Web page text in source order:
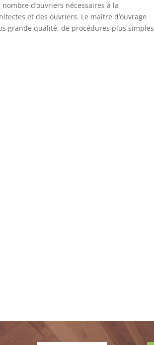
d’ouvriers nécessaires à la
et des ouvriers. Le maître d’ouvrage
grande qualité, de procédures plus simples